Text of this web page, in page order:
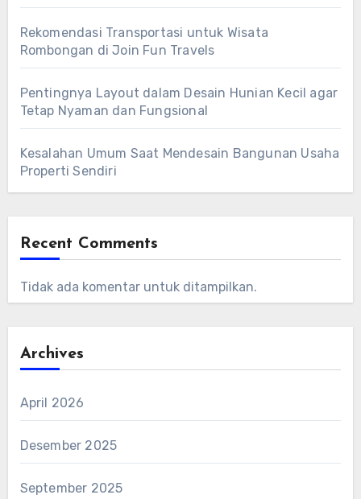
Rekomendasi Transportasi untuk Wisata
Rombongan di Join Fun Travels
Pentingnya Layout dalam Desain Hunian Kecil agar
Tetap Nyaman dan Fungsional
Kesalahan Umum Saat Mendesain Bangunan Usaha
Properti Sendiri
Recent Comments
Tidak ada komentar untuk ditampilkan.
Archives
April 2026
Desember 2025
September 2025